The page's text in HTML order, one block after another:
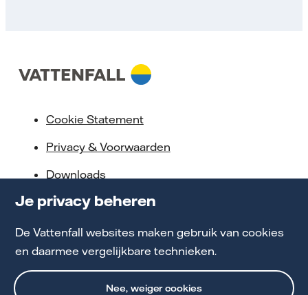
Je privacy beheren
De Vattenfall websites maken gebruik van cookies
en daarmee vergelijkbare technieken.
Nee, weiger cookies
Cookie Statement
Privacy & Voorwaarden
Downloads
Servicebeloften
Toegankelijkheid
Werken bij Vattenfall